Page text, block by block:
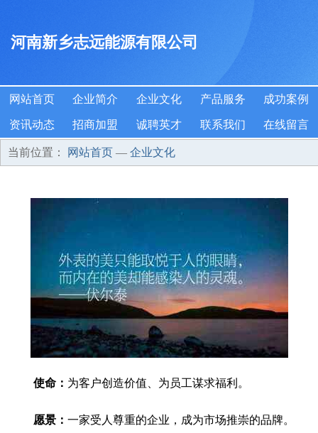
河南新乡志远能源有限公司
网站首页 企业简介 企业文化 产品服务 成功案例
资讯动态 招商加盟 诚聘英才 联系我们 在线留言
当前位置： 网站首页 — 企业文化
使命： 为客户创造价值、为员工谋求福利。
愿景： 一家受人尊重的企业，成为市场推崇的品牌。